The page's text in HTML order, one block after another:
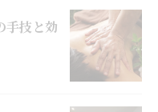
手技と効